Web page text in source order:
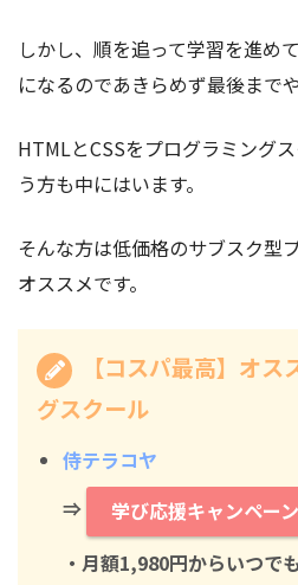
しかし、順を追って学習を進め
になるのであきらめず最後まで
HTMLとCSSをプログラミング
う方も中にはいます。
そんな方は低価格のサブスク型
オススメです。
【コスパ最高】オス
グスクール
侍テラコヤ
⇒
学び応援キャンペー
・月額1,980円からいつで